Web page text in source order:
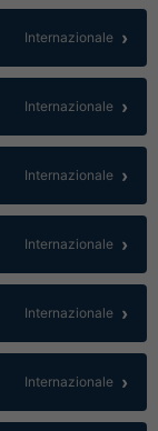
Internazionale ›
Internazionale ›
Internazionale ›
Internazionale ›
Internazionale ›
Internazionale ›